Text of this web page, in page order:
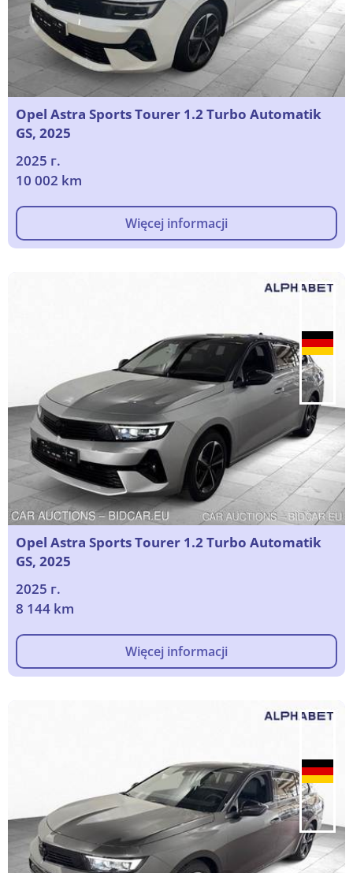
Opel Astra Sports Tourer 1.2 Turbo Automatik
GS, 2025
2025 г.
10 002 km
Więcej informacji
Opel Astra Sports Tourer 1.2 Turbo Automatik
GS, 2025
2025 г.
8 144 km
Więcej informacji